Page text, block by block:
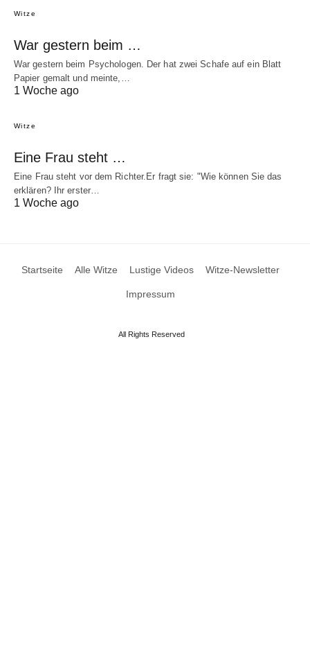
Witze
War gestern beim …
War gestern beim Psychologen. Der hat zwei Schafe auf ein Blatt
Papier gemalt und meinte,…
1 Woche ago
Witze
Eine Frau steht …
Eine Frau steht vor dem Richter.Er fragt sie: "Wie können Sie das
erklären? Ihr erster…
1 Woche ago
Startseite Alle Witze Lustige Videos Witze-Newsletter
Impressum
All Rights Reserved